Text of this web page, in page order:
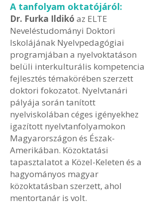
A tanfolyam oktatójáról:
Dr. Furka Ildikó az ELTE
Neveléstudományi Doktori
Iskolájának Nyelvpedagógiai
programjában a nyelvoktatáson
belüli interkulturális kompetencia
fejlesztés témakörében szerzett
doktori fokozatot. Nyelvtanári
pályája során tanított
nyelviskolában céges igényekhez
igazított nyelvtanfolyamokon
Magyarországon és Észak-
Amerikában. Közoktatási
tapasztalatot a Közel-Keleten és a
hagyományos magyar
közoktatásban szerzett, ahol
mentortanár is volt.